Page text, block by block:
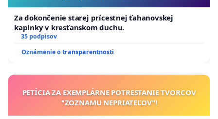
Za dokončenie starej prícestnej ťahanovskej
kaplnky v kresťanskom duchu.
35 podpisov
Oznámenie o transparentnosti
PETÍCIA ZA EXEMPLÁRNE POTRESTANIE TVORCOV
"ZOZNAMU NEPRIATEĽOV"!